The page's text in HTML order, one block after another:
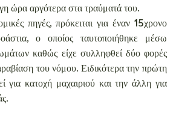
ώρα αργότερα στα τραύματά του.
πηγές, πρόκειται για έναν 15χρονο
ο οποίος ταυτοποιήθηκε μέσω
καθώς είχε συλληφθεί δύο φορές
του νόμου. Ειδικότερα την πρώτη
για κατοχή μαχαιριού και την άλλη για